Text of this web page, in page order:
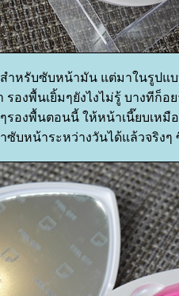
ำหรับซับหน้ามัน แต่มาในรูปแ
รองพื้นเยิ้มๆยังไงไม่รู้ บางทีก็
ๆรองพื้นตอนนี้ ให้หน้าเนี๊ยบเห
ซับหน้าระหว่างวันได้แล้วจริงๆ